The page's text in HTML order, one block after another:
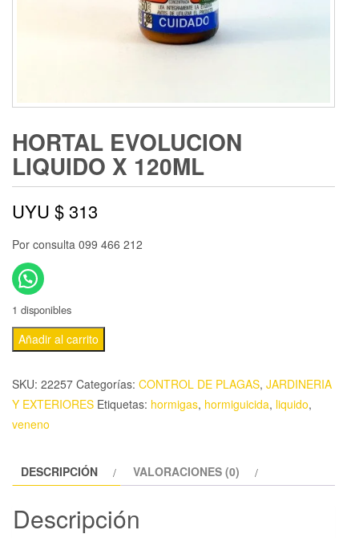
HORTAL EVOLUCION
LIQUIDO X 120ML
UYU $313
Por consulta 099 466 212
1 disponibles
Añadir al carrito
SKU: 22257 Categorías: CONTROL DE PLAGAS, JARDINERIA
Y EXTERIORES Etiquetas: hormigas, hormiguicida, liquido,
veneno
DESCRIPCIÓN VALORACIONES (0)
Descripción